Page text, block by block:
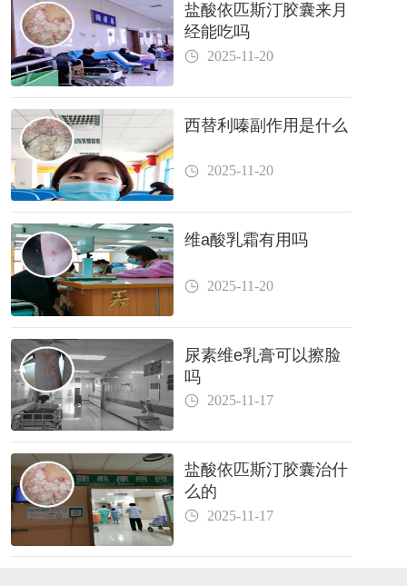
盐酸依匹斯汀胶囊来月
经能吃吗
2025-11-20
西替利嗪副作用是什么
2025-11-20
维a酸乳霜有用吗
2025-11-20
尿素维e乳膏可以擦脸
吗
2025-11-17
盐酸依匹斯汀胶囊治什
么的
2025-11-17